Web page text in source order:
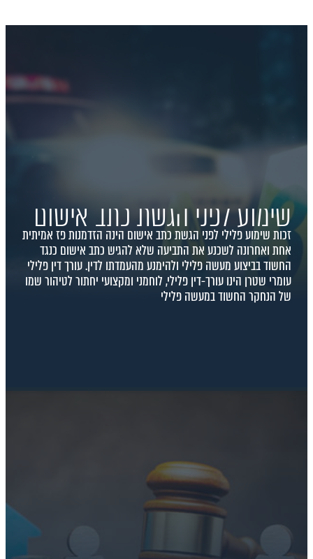
שימוע לפני הגשת כתב אישום
זכות שימוע פלילי לפני הגשת כתב אישום הינה הזדמנות פז אמיתית
אחת ואחרונה לשכנע את התביעה שלא להגיש כתב אישום כנגד
החשוד בביצוע מעשה פלילי ולהימנע מהעמדתו לדין. עורך דין פלילי
עומרי שטרן הינו עורך-דין פלילי, לוחמני ומקצועי יחתור לטיהור שמו
של הנחקר החשוד במעשה פלילי